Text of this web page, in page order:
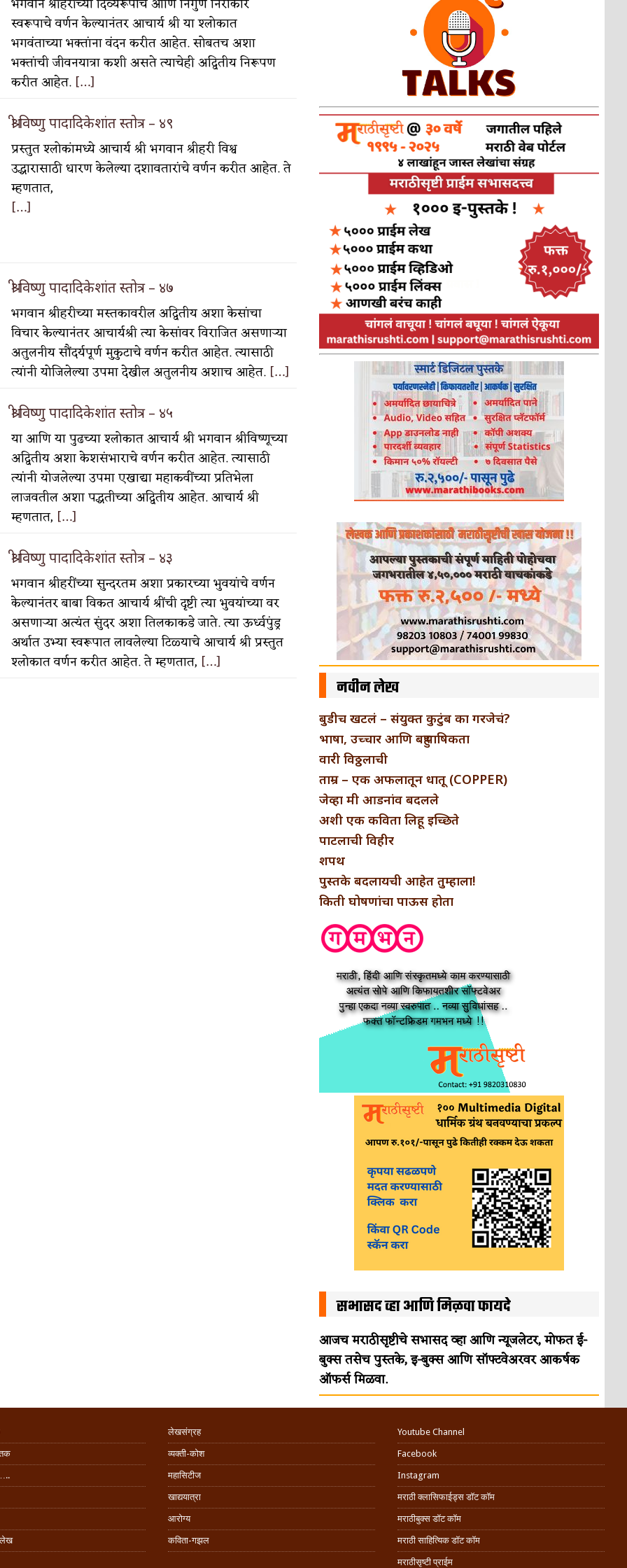
भगवान श्रीहरीच्या दिव्यरूपाचे आणि निर्गुण निराकार
स्वरूपाचे वर्णन केल्यानंतर आचार्य श्री या श्लोकात
भगवंताच्या भक्तांना वंदन करीत आहेत. सोबतच अशा
भक्तांची जीवनयात्रा कशी असते त्याचेही अद्वितीय निरूपण
करीत आहेत. […]
श्री विष्णु पादादिकेशांत स्तोत्र – ४९
प्रस्तुत श्लोकांमध्ये आचार्य श्री भगवान श्रीहरी विश्व
उद्धारासाठी धारण केलेल्या दशावतारांचे वर्णन करीत आहेत. ते
म्हणतात,
[…]
श्री विष्णु पादादिकेशांत स्तोत्र – ४७
भगवान श्रीहरीच्या मस्तकावरील अद्वितीय अशा केसांचा
विचार केल्यानंतर आचार्यश्री त्या केसांवर विराजित असणाऱ्या
अतुलनीय सौंदर्यपूर्ण मुकुटाचे वर्णन करीत आहेत. त्यासाठी
त्यांनी योजिलेल्या उपमा देखील अतुलनीय अशाच आहेत. […]
श्री विष्णु पादादिकेशांत स्तोत्र – ४५
या आणि या पुढच्या श्लोकात आचार्य श्री भगवान श्रीविष्णूच्या
अद्वितीय अशा केशसंभाराचे वर्णन करीत आहेत. त्यासाठी
त्यांनी योजलेल्या उपमा एखाद्या महाकवींच्या प्रतिभेला
लाजवतील अशा पद्धतीच्या अद्वितीय आहेत. आचार्य श्री
म्हणतात, […]
श्री विष्णु पादादिकेशांत स्तोत्र – ४३
भगवान श्रीहरींच्या सुन्दरतम अशा प्रकारच्या भुवयांचे वर्णन
केल्यानंतर बाबा विकत आचार्य श्रींची दृष्टी त्या भुवयांच्या वर
असणाऱ्या अत्यंत सुंदर अशा तिलकाकडे जाते. त्या ऊर्ध्वपुंड्र
अर्थात उभ्या स्वरूपात लावलेल्या टिळ्याचे आचार्य श्री प्रस्तुत
श्लोकात वर्णन करीत आहेत. ते म्हणतात, […]
नवीन लेख
बुडीच खटलं – संयुक्त कुटुंब का गरजेचं?
भाषा, उच्चार आणि बहुभाषिकता
वारी विठ्ठलाची
ताम्र – एक अफलातून धातू (COPPER)
जेव्हा मी आडनांव बदलले
अशी एक कविता लिहू इच्छिते
पाटलाची विहीर
शपथ
पुस्तके बदलायची आहेत तुम्हाला!
किती घोषणांचा पाऊस होता
सभासद व्हा आणि मिळवा फायदे
आजच मराठीसृष्टीचे सभासद व्हा आणि न्यूजलेटर, मोफत ई-
बुक्स तसेच पुस्तके, इ-बुक्स आणि सॉफ्टवेअरवर आकर्षक
ऑफर्स मिळवा.
लेख
लेखसंग्रह
व्यक्ती-कोश
महासिटीज
खाद्ययात्रा
आरोग्य
कविता-गझल
Youtube Channel
Facebook
Instagram
मराठी क्लासिफाईड्स डॉट कॉम
मराठीबुक्स डॉट कॉम
मराठी साहित्यिक डॉट कॉम
मराठीसृष्टी प्राईम